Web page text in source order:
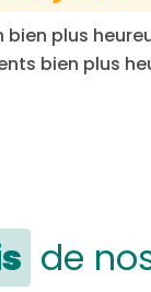
bien plus
bien plus
de